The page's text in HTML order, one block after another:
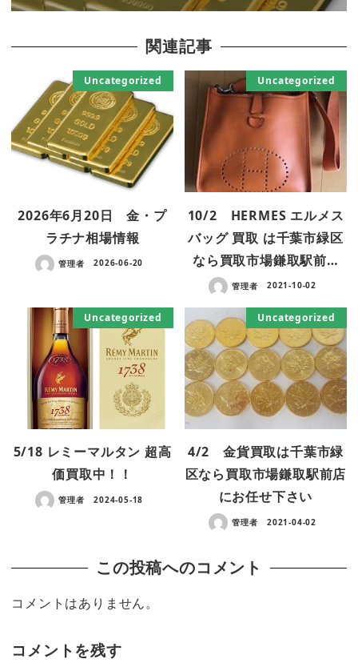
関連記事
Uncategorized
2026年6月20日 金・プ
ラチナ相場情報
管理者 2026-06-20
Uncategorized
10/2 HERMES エルメス
バッグ 買取 は千葉市緑区
なら買取市場鎌取駅前…
管理者 2021-10-02
Uncategorized
5/18 レミーマルタン 超高
価買取中！！
管理者 2024-05-18
Uncategorized
4/2 金貨買取は千葉市緑
区なら買取市場鎌取駅前店
にお任せ下さい
管理者 2021-04-02
この投稿へのコメント
コメントはありません。
コメントを残す